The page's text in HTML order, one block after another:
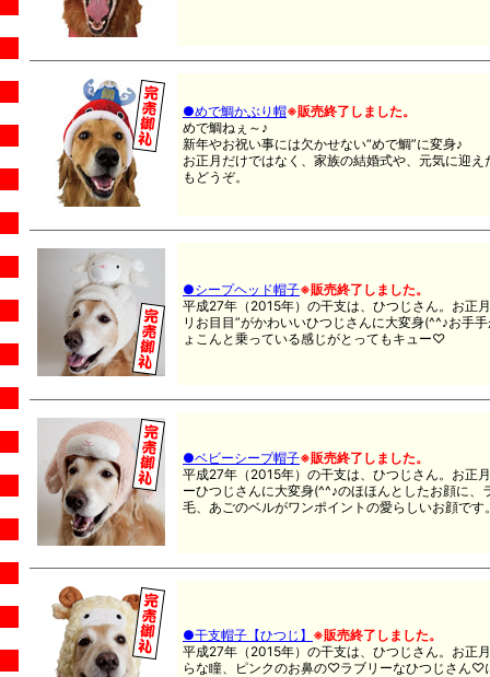
●めで鯛かぶり帽※販売終了しました。
めで鯛ねぇ～♪
新年やお祝い事には欠かせない“めで鯛”に変身♪
お正月だけではなく、家族の結婚式や、元気に迎
もどうぞ。
●シープヘッド帽子※販売終了しました。
平成27年（2015年）の干支は、ひつじさん。お正
リお目目”がかわいいひつじさんに大変身(^^♪お手
ょこんと乗っている感じがとってもキュー♡
●ベビーシープ帽子※販売終了しました。
平成27年（2015年）の干支は、ひつじさん。お正
ーひつじさんに大変身(^^♪のほほんとしたお顔に、
毛、あごのベルがワンポイントの愛らしいお顔です
●干支帽子【ひつじ】 ※販売終了しました。
平成27年（2015年）の干支は、ひつじさん。お正
らな瞳、ピンクのお鼻の♡ラブリーなひつじさん♡